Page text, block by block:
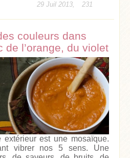
29 Juil 2013, 231
couleurs dans
l’orange, du violet
extérieur est une mosaïque.
vibrer nos 5 sens. Une